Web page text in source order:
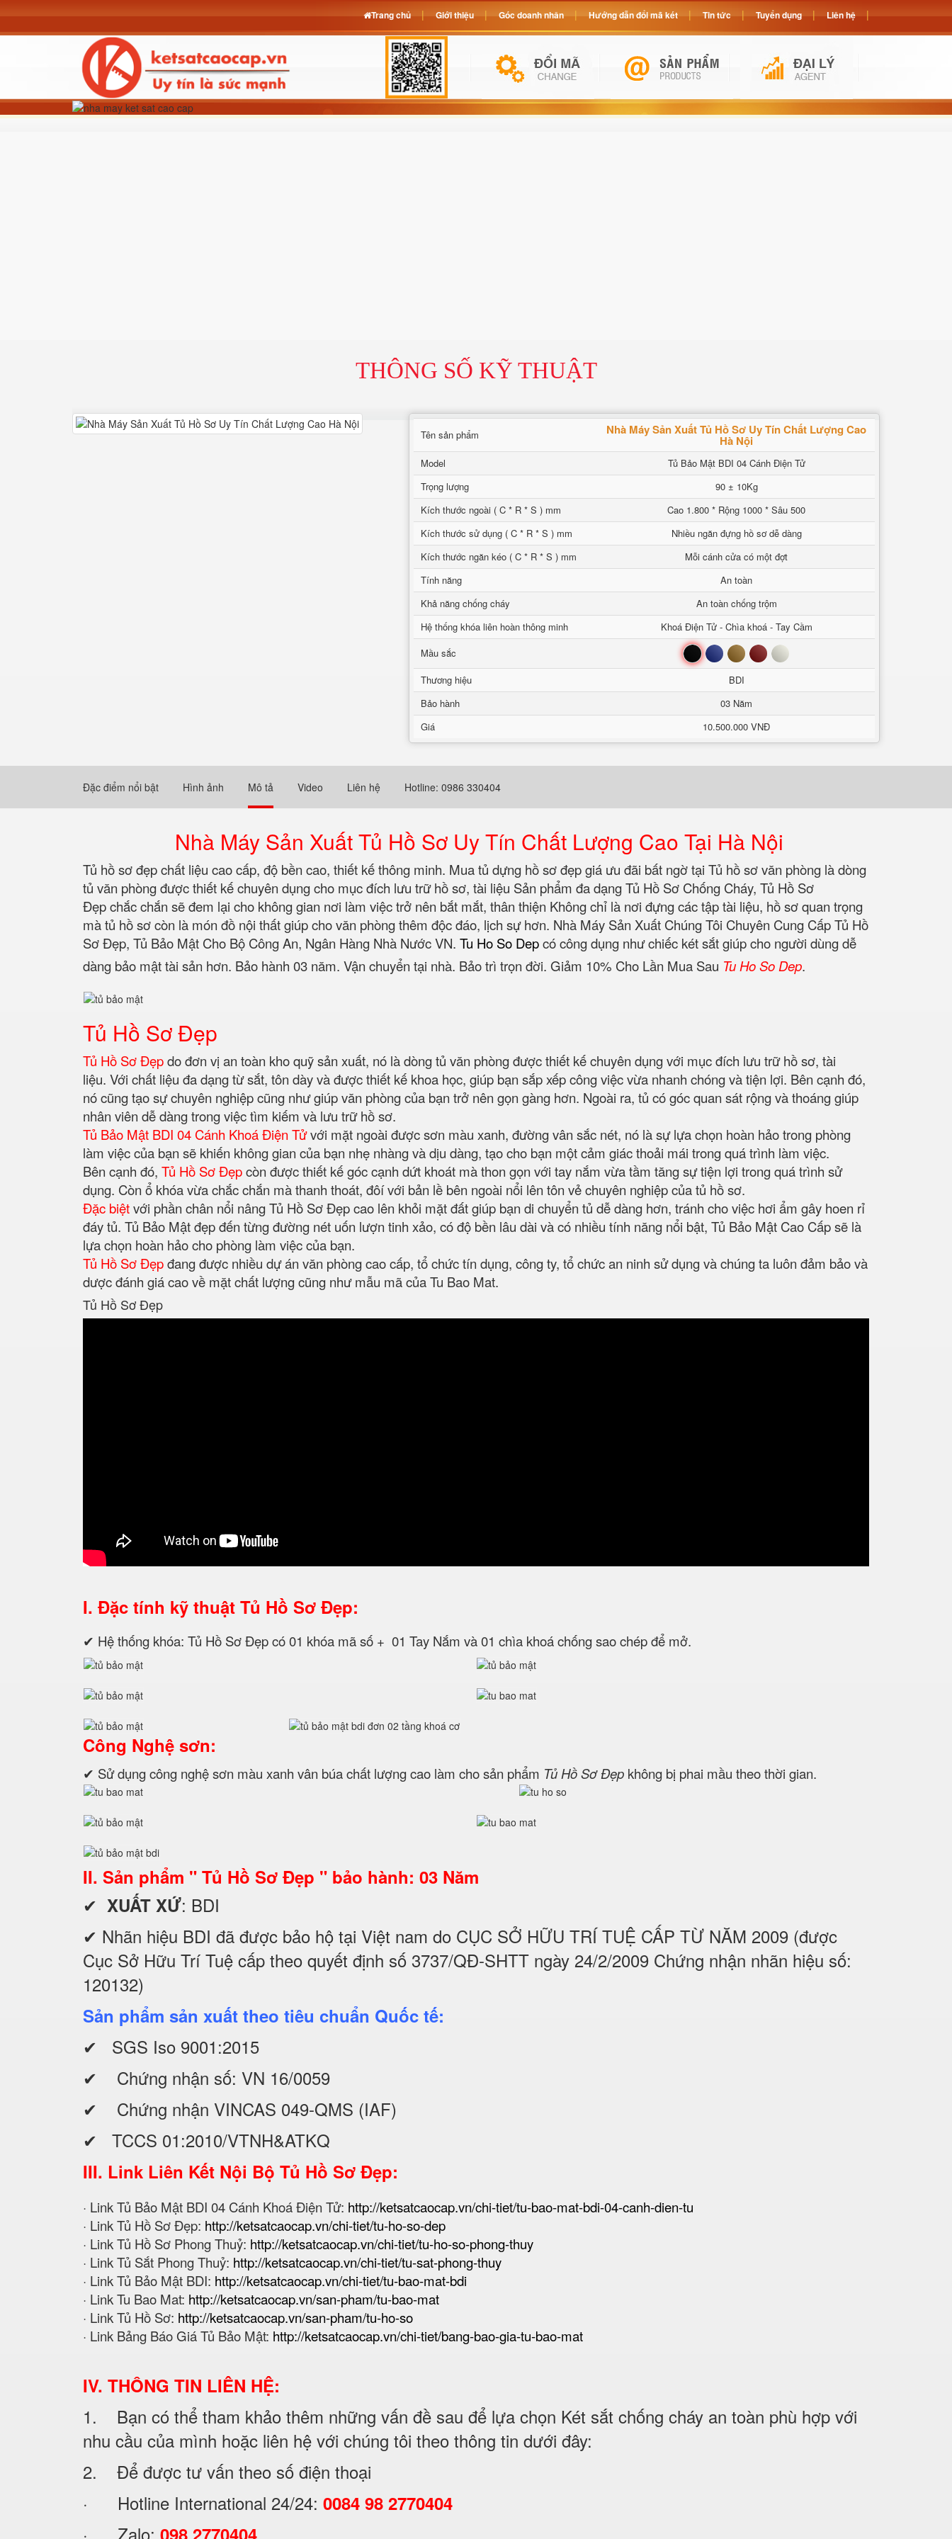
THÔNG SỐ KỸ THUẬT
Tên sản phẩm Nhà Máy Sản Xuất Tủ Hồ Sơ Uy Tín Chất Lượng Cao
Hà Nội
Model
Tủ Bảo Mật BDI 04 Cánh Điện Tử
Trọng lượng
90 ± 10Kg
Kích thước ngoài ( C * R * S ) mm
Cao 1.800 * Rộng 1000 * Sâu 500
Kích thước sử dụng ( C * R * S ) mm
Nhiều ngăn đựng hồ sơ dễ dàng
Kích thước ngăn kéo ( C * R * S ) mm
Mỗi cánh cửa có một đợt
Tính năng
An toàn
Khả năng chống cháy
An toàn chống trộm
Hệ thống khóa liên hoàn thông minh
Khoá Điện Tử - Chìa khoá - Tay Cầm
Mầu sắc
Đen Xanh Nâu Đỏ Trắng
Thương hiệu
BDI
Bảo hành
03 Năm
Giá
10.500.000 VNĐ
Đặc điểm nổi bật Hình ảnh Mô tả Video Liên hệ Hotline: 0986 330404
Nhà Máy Sản Xuất Tủ Hồ Sơ Uy Tín Chất Lượng Cao Tại Hà Nội
Tủ hồ sơ đẹp chất liệu cao cấp, độ bền cao, thiết kế thông minh. Mua tủ dựng hồ sơ đẹp giá ưu đãi bất ngờ tại Tủ hồ sơ văn phòng là dòng
tủ văn phòng được thiết kế chuyên dụng cho mục đích lưu trữ hồ sơ, tài liệu Sản phẩm đa dạng Tủ Hồ Sơ Chống Cháy, Tủ Hồ Sơ
Đẹp chắc chắn sẽ đem lại cho không gian nơi làm việc trở nên bắt mắt, thân thiện Không chỉ là nơi đựng các tập tài liệu, hồ sơ quan trọng
mà tủ hồ sơ còn là món đồ nội thất giúp cho văn phòng thêm độc đáo, lịch sự hơn. Nhà Máy Sản Xuất Chúng Tôi Chuyên Cung Cấp Tủ Hồ
Sơ Đẹp, Tủ Bảo Mật Cho Bộ Công An, Ngân Hàng Nhà Nước VN. Tu Ho So Depcó công dụng như chiếc két sắt giúp cho người dùng dễ
dàng bảo mật tài sản hơn. Bảo hành 03 năm. Vận chuyển tại nhà. Bảo trì trọn đời. Giảm 10% Cho Lần Mua Sau Tu Ho So Dep.
Tủ Hồ Sơ Đẹp
Tủ Hồ Sơ Đẹpdo đơn vị an toàn kho quỹ sản xuất, nó là dòng tủ văn phòng được thiết kế chuyên dụng với mục đích lưu trữ hồ sơ, tài
liệu. Với chất liệu đa dạng từ sắt, tôn dày và được thiết kế khoa học, giúp bạn sắp xếp công việc vừa nhanh chóng và tiện lợi. Bên cạnh đó,
nó cũng tạo sự chuyên nghiệp cũng như giúp văn phòng của bạn trở nên gọn gàng hơn. Ngoài ra, tủ có góc quan sát rộng và thoáng giúp
nhân viên dễ dàng trong việc tìm kiếm và lưu trữ hồ sơ.
Tủ Bảo Mật BDI 04 Cánh Khoá Điện Tửvới mặt ngoài được sơn màu xanh, đường vân sắc nét, nó là sự lựa chọn hoàn hảo trong phòng
làm việc của bạn sẽ khiến không gian của bạn nhẹ nhàng và dịu dàng, tạo cho bạn một cảm giác thoải mái trong quá trình làm việc.
Bên cạnh đó, Tủ Hồ Sơ Đẹpcòn được thiết kế góc cạnh dứt khoát mà thon gọn với tay nắm vừa tầm tăng sự tiện lợi trong quá trình sử
dụng. Còn ổ khóa vừa chắc chắn mà thanh thoát, đôí với bản lề bên ngoài nổi lên tôn vẻ chuyên nghiệp của tủ hồ sơ.
Đặc biệtvới phần chân nổi nâng Tủ Hồ Sơ Đẹp cao lên khỏi mặt đất giúp bạn di chuyển tủ dễ dàng hơn, tránh cho việc hơi ẩm gây hoen rỉ
đáy tủ. Tủ Bảo Mật đẹp đến từng đường nét uốn lượn tinh xảo, có độ bền lâu dài và có nhiều tính năng nổi bật, Tủ Bảo Mật Cao Cấp sẽ là
lựa chọn hoàn hảo cho phòng làm việc của bạn.
Tủ Hồ Sơ Đẹpđang được nhiều dự án văn phòng cao cấp, tổ chức tín dụng, công ty, tổ chức an ninh sử dụng và chúng ta luôn đảm bảo và
dược đánh giá cao về mặt chất lượng cũng như mẫu mã của Tu Bao Mat.
Tủ Hồ Sơ Đẹp
I. Đặc tính kỹ thuật Tủ Hồ Sơ Đẹp:
✔ Hệ thống khóa: Tủ Hồ Sơ Đẹp có 01 khóa mã số + 01 Tay Nắm và 01 chìa khoá chống sao chép để mở.
Công Nghệ sơn:
✔ Sử dụng công nghệ sơn màu xanh vân búa chất lượng cao làm cho sản phẩm Tủ Hồ Sơ Đẹp không bị phai mầu theo thời gian.
II. Sản phẩm " Tủ Hồ Sơ Đẹp " bảo hành: 03 Năm
✔ XUẤT XỨ: BDI
✔ Nhãn hiệu BDI đã được bảo hộ tại Việt nam do CỤC SỞ HỮU TRÍ TUỆ CẤP TỪ NĂM 2009 (được
Cục Sở Hữu Trí Tuệ cấp theo quyết định số 3737/QĐ-SHTT ngày 24/2/2009 Chứng nhận nhãn hiệu số:
120132)
Sản phẩm sản xuất theo tiêu chuẩn Quốc tế:
✔ SGS Iso 9001:2015
✔ Chứng nhận số: VN 16/0059
✔ Chứng nhận VINCAS 049-QMS (IAF)
✔ TCCS 01:2010/VTNH&ATKQ
III. Link Liên Kết Nội Bộ Tủ Hồ Sơ Đẹp:
· Link Tủ Bảo Mật BDI 04 Cánh Khoá Điện Tử: http://ketsatcaocap.vn/chi-tiet/tu-bao-mat-bdi-04-canh-dien-tu
· Link Tủ Hồ Sơ Đẹp: http://ketsatcaocap.vn/chi-tiet/tu-ho-so-dep
· Link Tủ Hồ Sơ Phong Thuỷ: http://ketsatcaocap.vn/chi-tiet/tu-ho-so-phong-thuy
· Link Tủ Sắt Phong Thuỷ: http://ketsatcaocap.vn/chi-tiet/tu-sat-phong-thuy
· Link Tủ Bảo Mật BDI: http://ketsatcaocap.vn/chi-tiet/tu-bao-mat-bdi
· Link Tu Bao Mat: http://ketsatcaocap.vn/san-pham/tu-bao-mat
· Link Tủ Hồ Sơ: http://ketsatcaocap.vn/san-pham/tu-ho-so
· Link Bảng Báo Giá Tủ Bảo Mật: http://ketsatcaocap.vn/chi-tiet/bang-bao-gia-tu-bao-mat
IV. THÔNG TIN LIÊN HỆ:
1. Bạn có thể tham khảo thêm những vấn đề sau để lựa chọn Két sắt chống cháy an toàn phù hợp với
nhu cầu của mình hoặc liên hệ với chúng tôi theo thông tin dưới đây:
2. Để được tư vấn theo số điện thoại
· Hotline International 24/24: 0084 98 2770404
· Zalo: 098 2770404
Trang chủ Giới thiệu Góc doanh nhân Hướng dẫn đổi mã két Tin tức Tuyển dụng Liên hệ